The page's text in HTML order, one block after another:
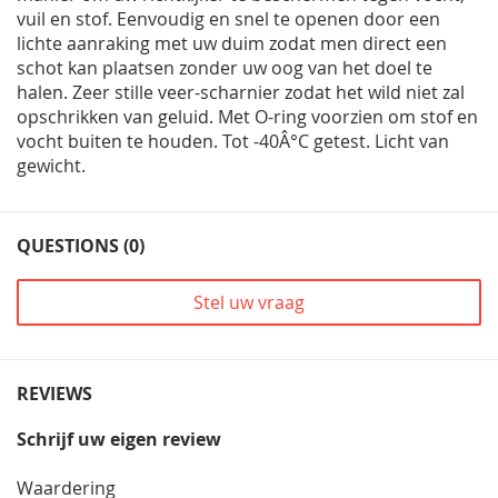
vuil en stof. Eenvoudig en snel te openen door een
lichte aanraking met uw duim zodat men direct een
schot kan plaatsen zonder uw oog van het doel te
halen. Zeer stille veer-scharnier zodat het wild niet zal
opschrikken van geluid. Met O-ring voorzien om stof en
vocht buiten te houden. Tot -40Â°C getest. Licht van
gewicht.
QUESTIONS (0)
Stel uw vraag
REVIEWS
Schrijf uw eigen review
Waardering